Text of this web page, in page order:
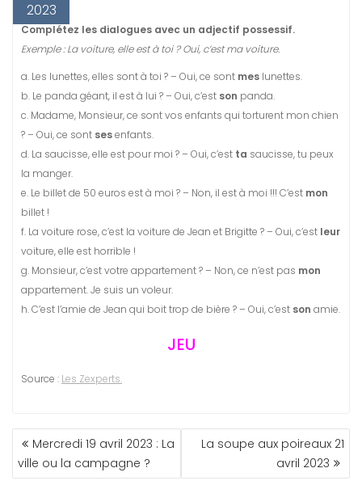
2023
Complétez les dialogues avec un adjectif possessif.
Exemple : La voiture, elle est à toi ? Oui, c’est ma voiture.
a. Les lunettes, elles sont à toi ? – Oui, ce sont mes lunettes.
b. Le panda géant, il est à lui ? – Oui, c’est son panda.
c. Madame, Monsieur, ce sont vos enfants qui torturent mon chien
? – Oui, ce sont sesenfants.
d. La saucisse, elle est pour moi ? – Oui, c’est ta saucisse, tu peux
la manger.
e. Le billet de 50 euros est à moi ? – Non, il est à moi !!! C’est mon
billet !
f. La voiture rose, c’est la voiture de Jean et Brigitte ? – Oui, c’est leur
voiture, elle est horrible !
g. Monsieur, c’est votre appartement ? – Non, ce n’est pas mon
appartement. Je suis un voleur.
h. C’est l’amie de Jean qui boit trop de bière ? – Oui, c’est son amie.
JEU
Source : Les Zexperts.
NAVIGATION
DE
L’ARTICLE
Mercredi 19 avril 2023 : La
ville ou la campagne ?
La soupe aux poireaux 21
avril 2023